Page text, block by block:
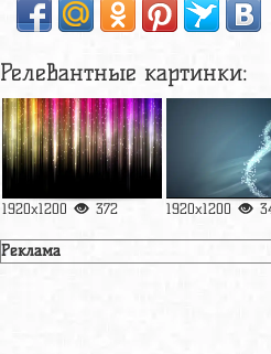
Релевантные картинки:
1920x1200 372 1920x1200
Реклама